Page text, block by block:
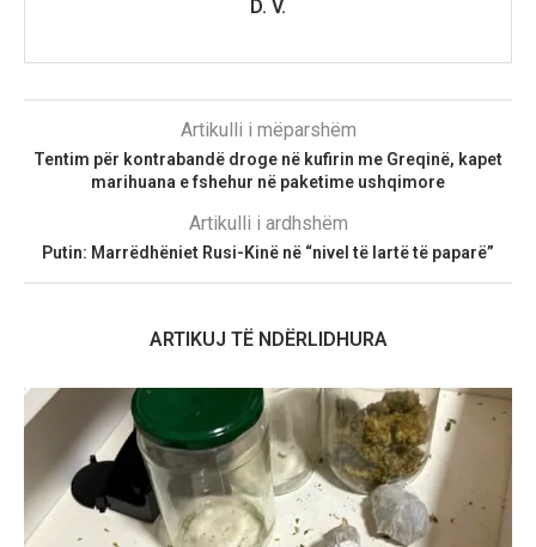
D. V.
Artikulli i mëparshëm
Tentim për kontrabandë droge në kufirin me Greqinë, kapet
marihuana e fshehur në paketime ushqimore
Artikulli i ardhshëm
Putin: Marrëdhëniet Rusi-Kinë në “nivel të lartë të paparë”
ARTIKUJ TË NDËRLIDHURA